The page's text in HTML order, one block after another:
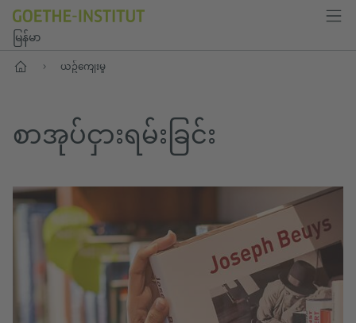
မြန်မာ
ပင်မစာမျက်နှာယဥ်ကျေးမှု
စာအုပ်ငှားရမ်းခြင်း